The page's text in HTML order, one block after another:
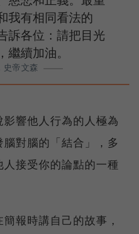
史帝文森
我有相同看法的
訴各位：請把目光
續加油。
響他人行為的人極為
對腦的「結合」，多
接受你的論點的一種
報時講自己的故事，